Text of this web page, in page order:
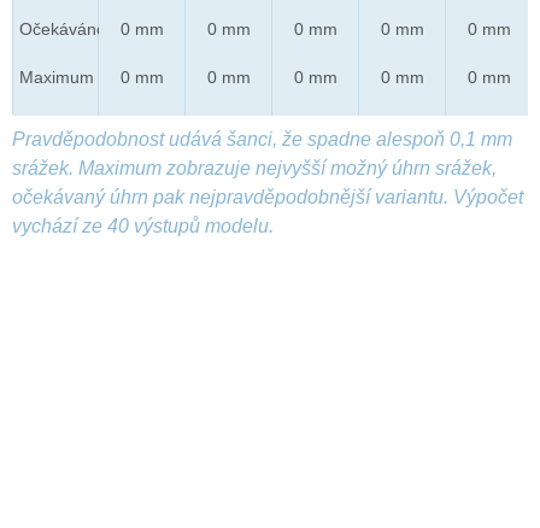
Očekáváno
Maximum
0 mm
0 mm
0 mm
0 mm
0 mm
0 mm
0 mm
0 mm
0 mm
0 mm
Pravděpodobnost udává šanci, že spadne alespoň 0,1 mm
srážek. Maximum zobrazuje nejvyšší možný úhrn srážek,
očekávaný úhrn pak nejpravděpodobnější variantu. Výpočet
vychází ze 40 výstupů modelu.